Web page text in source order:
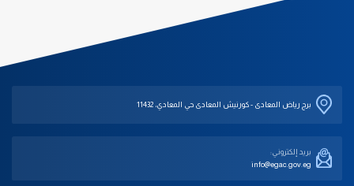
برج رياض المعادى - كورنيش المعادى حي المعادي، 11432
بريد إلكتروني:
info@egac.gov.eg